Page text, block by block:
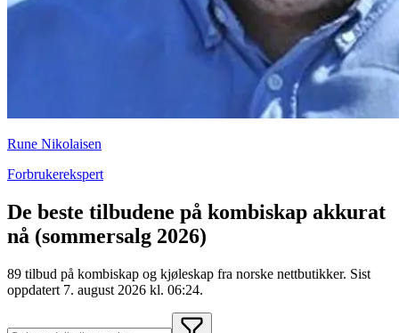
Rune Nikolaisen
Forbrukerekspert
De beste tilbudene på kombiskap akkurat
nå (sommersalg 2026)
89 tilbud på kombiskap og kjøleskap fra norske nettbutikker. Sist
oppdatert 7. august 2026 kl. 06:24.